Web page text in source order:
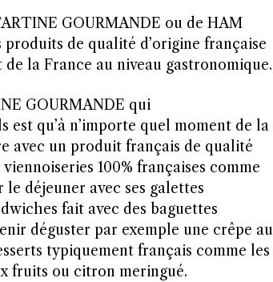
GOURMANDE ou de HAM
produits de qualité d’origine française
la France au niveau gastronomique.
GOURMANDE qui
est qu’à n’importe quel moment de la
avec un produit français de qualité
100% françaises comme
déjeuner avec ses galettes
fait avec des baguettes
déguster par exemple une crêpe au
typiquement français comme les
fruits ou citron meringué.